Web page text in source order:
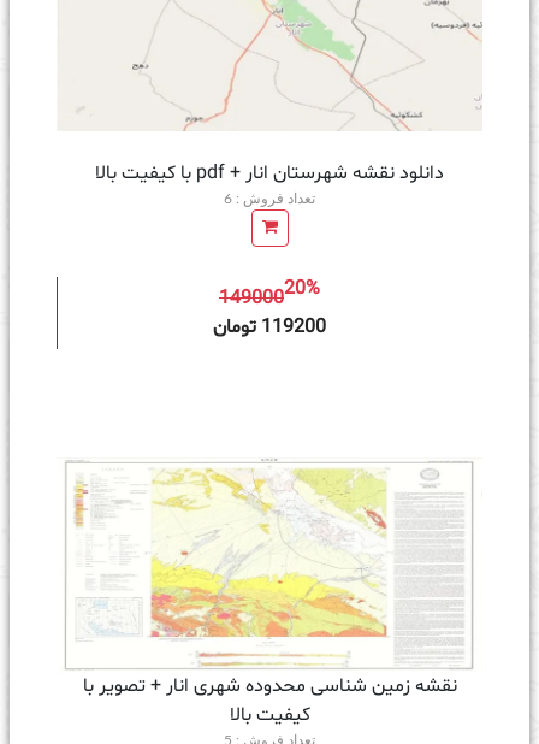
دانلود نقشه شهرستان انار + pdf با کیفیت بالا
تعداد فروش : 6
14900020%
119200 تومان
نقشه زمین‌ شناسی محدوده شهری انار + تصویر با
کیفیت بالا
تعداد فروش : 5